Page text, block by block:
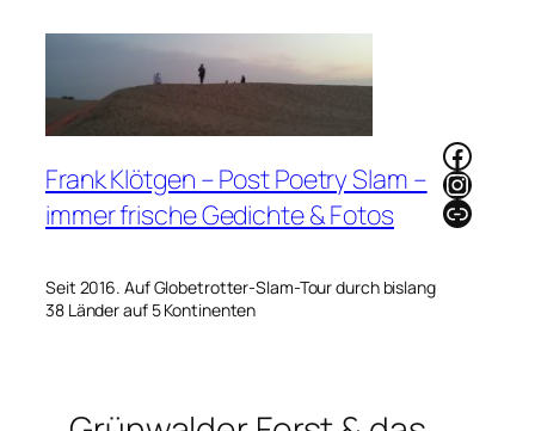
Frank Klötgen – Post Poetry Slam –
immer frische Gedichte & Fotos
Seit 2016. Auf Globetrotter-Slam-Tour durch bislang
38 Länder auf 5 Kontinenten
Link